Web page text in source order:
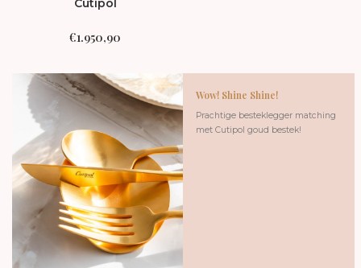
Cutipol
€1.950,90
Wow! Shine Shine!
Prachtige besteklegger matching
met Cutipol goud bestek!